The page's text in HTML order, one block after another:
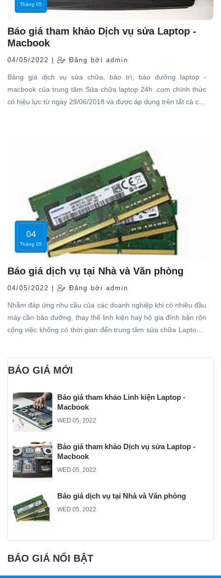
Tháng 05
Báo giá tham khảo Dịch vụ sửa Laptop -
Macbook
04/05/2022 | Đăng bởi admin
Bảng giá dịch vụ sửa chữa, bảo trì, bảo dưỡng laptop -
macbook của trung tâm Sửa chữa laptop 24h .com chính thức
có hiệu lực từ ngày 29/06/2018 và được áp dụng trên tất cả các
04
Tháng 05
Báo giá dịch vụ tại Nhà và Văn phòng
04/05/2022 | Đăng bởi admin
Nhằm đáp ứng nhu cầu của các doanh nghiệp khi có nhiều đầu
máy cần bảo dưỡng, thay thế linh kiện hay hộ gia đình bận rộn
công việc không có thời gian đến trung tâm sửa chữa Laptop –
BÁO GIÁ MỚI
Báo giá tham khảo Linh kiện Laptop -
Macbook
WED 05, 2022
Báo giá tham khảo Dịch vụ sửa Laptop -
Macbook
WED 05, 2022
Báo giá dịch vụ tại Nhà và Văn phòng
WED 05, 2022
BÁO GIÁ NỔI BẬT